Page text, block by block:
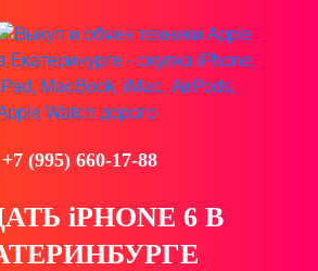
+7 (995) 660-17-88
iPHONE 6 В